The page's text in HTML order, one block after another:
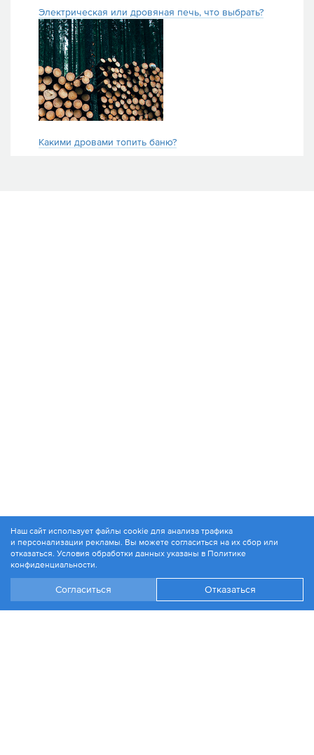
Электрическая или дровяная печь, что выбрать?
Какими дровами топить баню?
© 1994-2026. ЗАО «Контакт Плюс»
Политика конфиденциальности
Наш сайт использует файлы cookie для анализа трафика
и персонализации рекламы. Вы можете согласиться на их сбор или
отказаться. Условия обработки данных указаны в Политике
конфиденциальности.
Согласиться Отказаться